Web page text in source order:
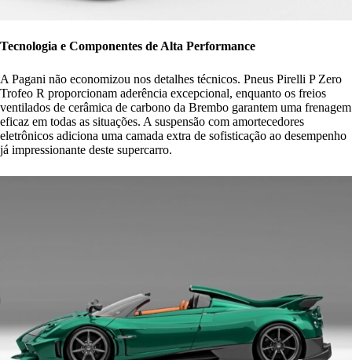
Tecnologia e Componentes de Alta Performance
A Pagani não economizou nos detalhes técnicos. Pneus Pirelli P Zero
Trofeo R proporcionam aderência excepcional, enquanto os freios
ventilados de cerâmica de carbono da Brembo garantem uma frenagem
eficaz em todas as situações. A suspensão com amortecedores
eletrônicos adiciona uma camada extra de sofisticação ao desempenho
já impressionante deste supercarro.